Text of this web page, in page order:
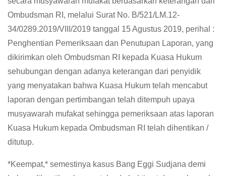
Ombudsman RI, melalui Surat No. B/521/LM.12-
34/0289.2019/VIII/2019 tanggal 15 Agustus 2019, perihal :
Penghentian Pemeriksaan dan Penutupan Laporan, yang
dikirimkan oleh Ombudsman RI kepada Kuasa Hukum
sehubungan dengan adanya keterangan dari penyidik
yang menyatakan bahwa Kuasa Hukum telah mencabut
laporan dengan pertimbangan telah ditempuh upaya
musyawarah mufakat sehingga pemeriksaan atas laporan
Kuasa Hukum kepada Ombudsman RI telah dihentikan /
ditutup.
*Keempat,* semestinya kasus Bang Eggi Sudjana demi